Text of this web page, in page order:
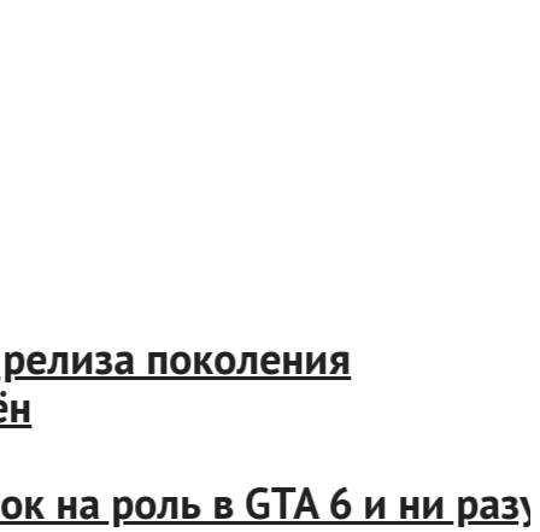
поколения
роль в GTA 6 и ни разу